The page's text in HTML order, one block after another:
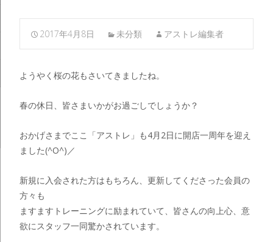
2017年4月8日 未分類 アストレ編集者
ようやく桜の花もさいてきましたね。
春の休日、皆さまいかがお過ごしでしょうか？
おかげさまでここ「アストレ」も4月2日に開店一周年を迎え
ました(^O^)／
新規に入会された方はもちろん、更新してくださった会員の
方々も
ますますトレーニングに励まれていて、皆さんの向上心、意
欲にスタッフ一同驚かされています。